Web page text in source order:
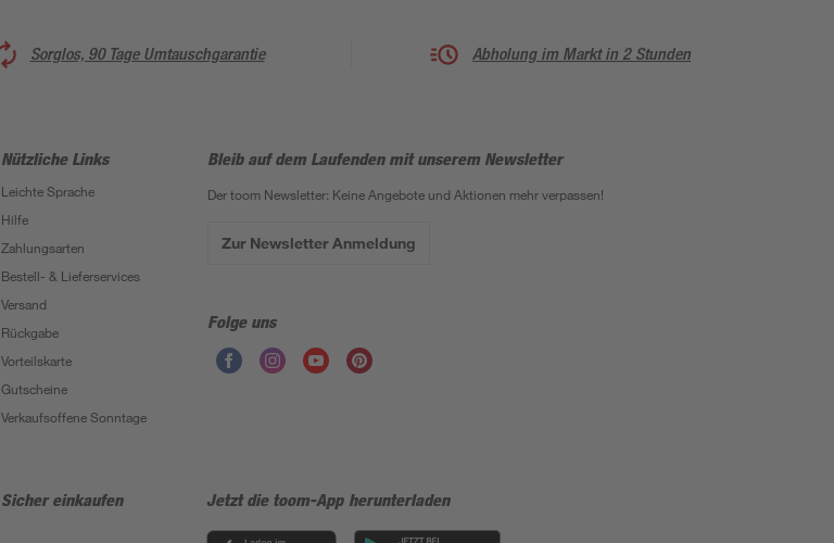
Sorglos, 90 Tage Umtauschgarantie Abholung im Markt in 2 Stunden
Nützliche Links
Leichte Sprache
Hilfe
Zahlungsarten
Bestell- & Lieferservices
Versand
Rückgabe
Vorteilskarte
Gutscheine
Verkaufsoffene Sonntage
Bleib auf dem Laufenden mit unserem Newsletter
Der toom Newsletter: Keine Angebote und Aktionen mehr verpassen!
Zur Newsletter Anmeldung
Folge uns
Sicher einkaufen Jetzt die toom-App herunterladen